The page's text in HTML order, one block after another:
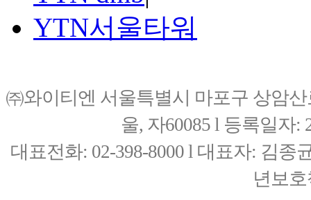
YTN서울타워
㈜와이티엔 서울특별시 마포구 상암
울, 자60085 l 등록일자:
대표전화: 02-398-8000 l 대표자: 김종
년보